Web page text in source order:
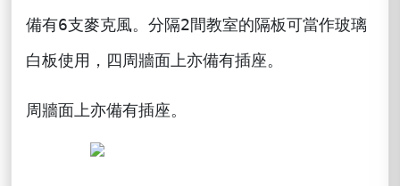
備有6支麥克風。分隔2間教室的隔板可當作玻璃
白板使用，四周牆面上亦備有插座。
周牆面上亦備有插座。